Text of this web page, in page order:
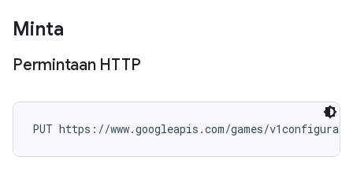
Minta
Permintaan HTTP
PUT https://www.googleapis.com/games/